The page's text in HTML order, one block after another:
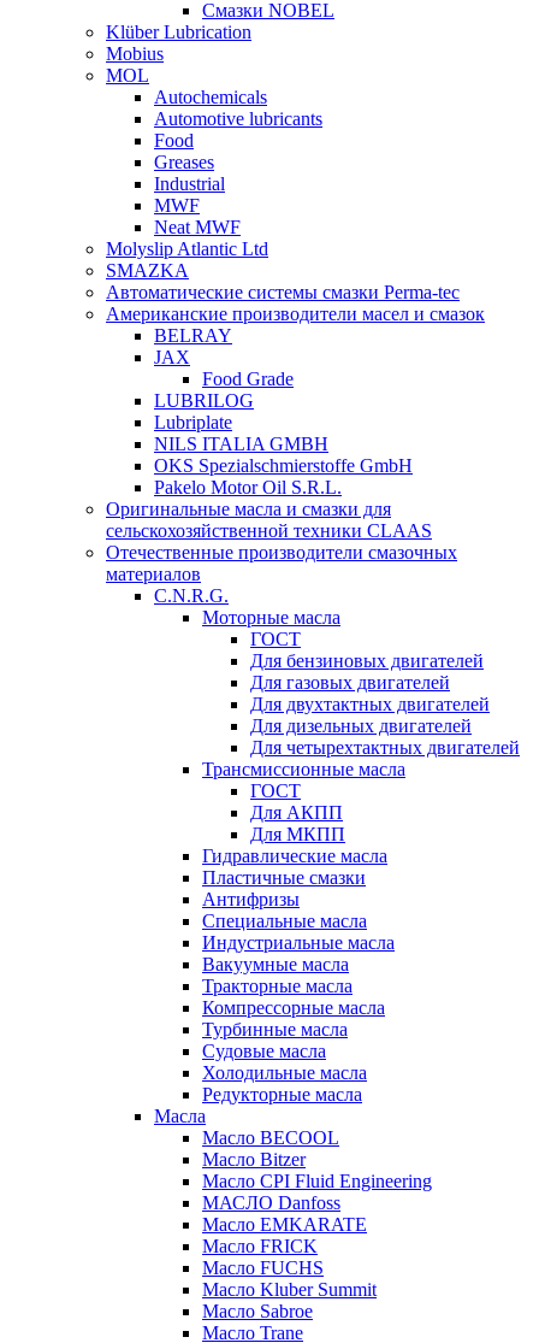
Смазки NOBEL
Klüber Lubrication
Mobius
MOL
Autochemicals
Automotive lubricants
Food
Greases
Industrial
MWF
Neat MWF
Molyslip Atlantic Ltd
SMAZKA
Автоматические системы смазки Perma-tec
Американские производители масел и смазок
BELRAY
JAX
Food Grade
LUBRILOG
Lubriplate
NILS ITALIA GMBH
OKS Spezialschmierstoffe GmbH
Pakelo Motor Oil S.R.L.
Оригинальные масла и смазки для
сельскохозяйственной техники CLAAS
Отечественные производители смазочных
материалов
C.N.R.G.
Моторные масла
ГОСТ
Для бензиновых двигателей
Для газовых двигателей
Для двухтактных двигателей
Для дизельных двигателей
Для четырехтактных двигателей
Трансмиссионные масла
ГОСТ
Для АКПП
Для МКПП
Гидравлические масла
Пластичные смазки
Антифризы
Специальные масла
Индустриальные масла
Вакуумные масла
Тракторные масла
Компрессорные масла
Турбинные масла
Судовые масла
Холодильные масла
Редукторные масла
Масла
Масло BECOOL
Масло Bitzer
Масло CPI Fluid Engineering
МАСЛО Danfoss
Масло EMKARATE
Масло FRICK
Масло FUCHS
Масло Kluber Summit
Масло Sabroe
Масло Trane